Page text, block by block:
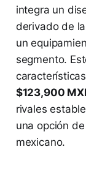
integra un
derivado de
un
segmento.
$123,900
rivales
una opción
mexicano.